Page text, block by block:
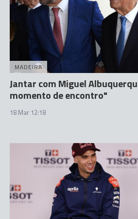
MADEIRA
Jantar com Miguel
momento de encontro"
18 Mar 12:18